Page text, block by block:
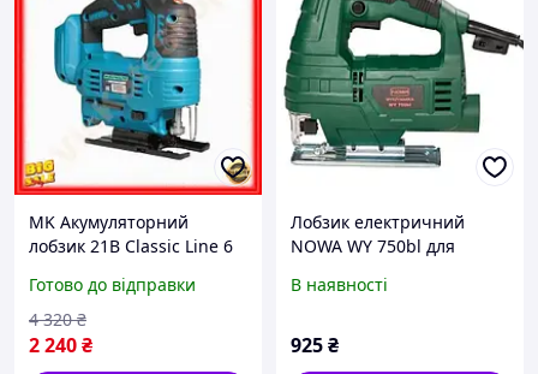
MK Акумуляторний
лобзик 21В Classic Line 6
для різання дерева та
металу електрич PAP10\W
Готово до відправки
2 240₴
4 320 ₴
Лобзик електричний
NOWA WY 750bl для
матеріалів, 220 В
В наявності
925₴